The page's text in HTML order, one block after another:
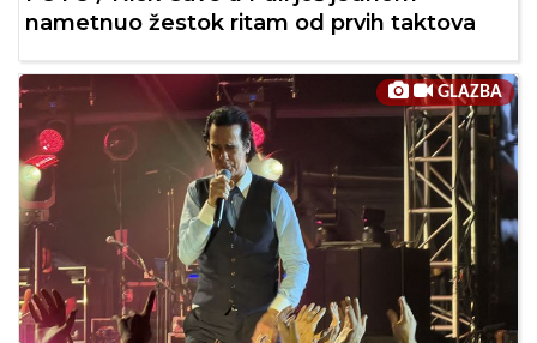
nametnuo žestok ritam od prvih taktova
GLAZBA